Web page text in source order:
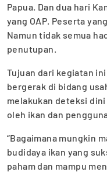
Papua. Dan dua hari
yang OAP. Peserta
Namun tidak semua
penutupan.
Tujuan dari kegiatan
bergerak di bidang
melakukan deteksi
oleh ikan dan
“Bagaimana mungkin
budidaya ikan yang
paham dan mampu